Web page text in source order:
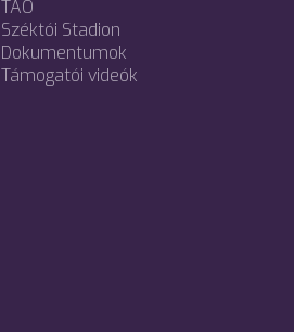
TAO
Széktói Stadion
Dokumentumok
Támogatói videók